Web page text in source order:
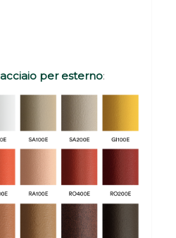
acciaio per esterno: